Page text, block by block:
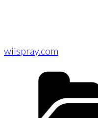
wiispray.com